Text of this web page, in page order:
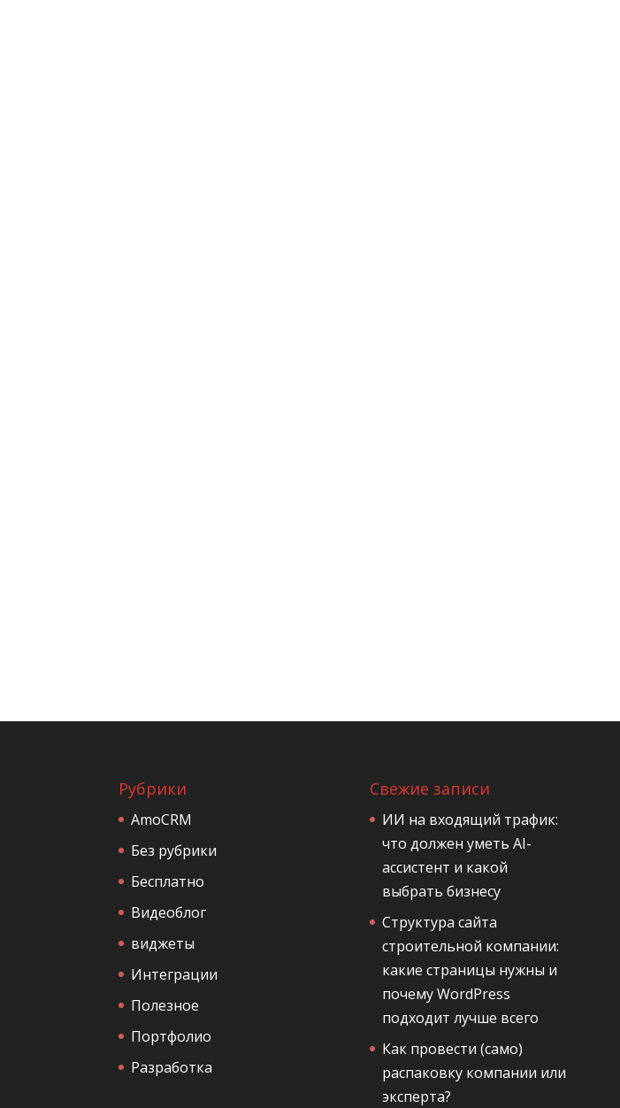
Рубрики
AmoCRM
Без рубрики
Бесплатно
Видеоблог
виджеты
Интеграции
Полезное
Портфолио
Разработка
Свежие записи
ИИ на входящий трафик:
что должен уметь AI-
ассистент и какой
выбрать бизнесу
Структура сайта
строительной компании:
какие страницы нужны и
почему WordPress
подходит лучше всего
Как провести (само)
распаковку компании или
эксперта?